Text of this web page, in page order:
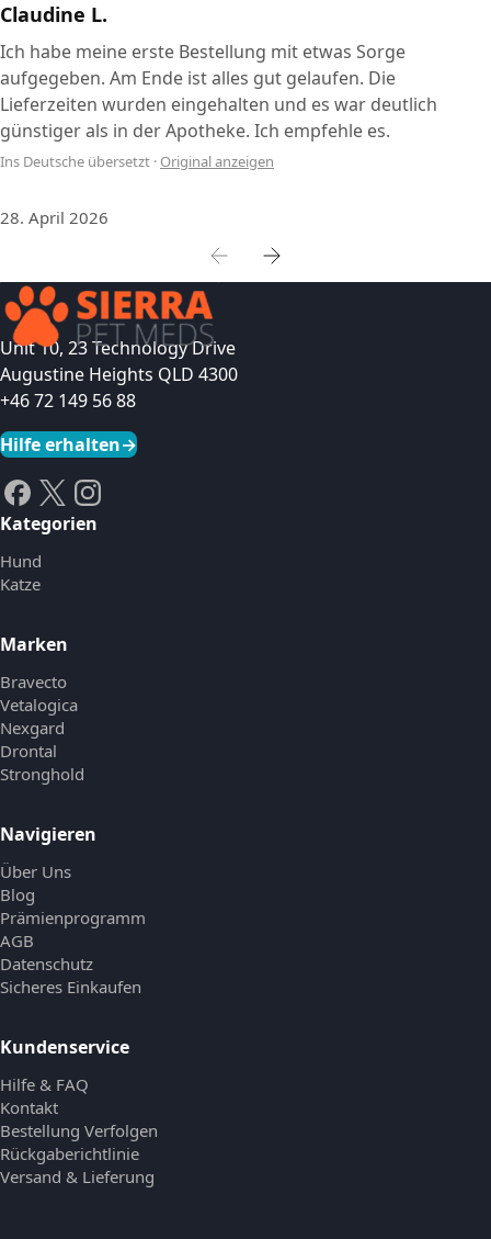
Claudine L.
Ich habe meine erste Bestellung mit etwas Sorge
aufgegeben. Am Ende ist alles gut gelaufen. Die
Lieferzeiten wurden eingehalten und es war deutlich
günstiger als in der Apotheke. Ich empfehle es.
Ins Deutsche übersetzt · Original anzeigen
28. April 2026
Unit 10, 23 Technology Drive
Augustine Heights QLD 4300
+46 72 149 56 88
Hilfe erhalten→
Kategorien
Hund
Katze
Marken
Bravecto
Vetalogica
Nexgard
Drontal
Stronghold
Navigieren
Über Uns
Blog
Prämienprogramm
AGB
Datenschutz
Sicheres Einkaufen
Kundenservice
Hilfe & FAQ
Kontakt
Bestellung Verfolgen
Rückgaberichtlinie
Versand & Lieferung